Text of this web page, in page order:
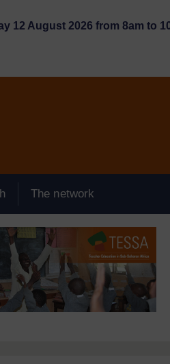
12 August 2026 from 8am to
The network